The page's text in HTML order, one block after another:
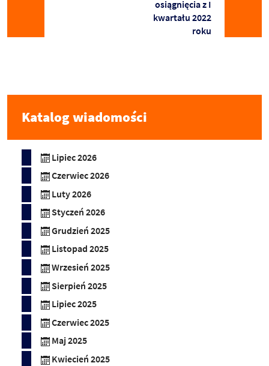
osiągnięcia z I
kwartału 2022
roku
Katalog wiadomości
Lipiec 2026
Czerwiec 2026
Luty 2026
Styczeń 2026
Grudzień 2025
Listopad 2025
Wrzesień 2025
Sierpień 2025
Lipiec 2025
Czerwiec 2025
Maj 2025
Kwiecień 2025